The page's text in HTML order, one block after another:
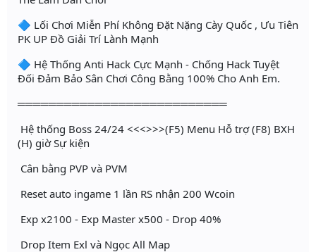
🔷 Lối Chơi Miễn Phí Không Đặt Nặng Cày Quốc , Ưu Tiên
PK UP Đồ Giải Trí Lành Mạnh
🔷 Hệ Thống Anti Hack Cực Mạnh - Chống Hack Tuyệt
Đối Đảm Bảo Sân Chơi Công Bằng 100% Cho Anh Em.
═══════════════════════════
Hệ thống Boss 24/24 <<<>>>(F5) Menu Hỗ trợ (F8) BXH
(H) giờ Sự kiện
Cân bằng PVP và PVM
Reset auto ingame 1 lần RS nhận 200 Wcoin
Exp x2100 - Exp Master x500 - Drop 40%
Drop Item Exl và Ngọc All Map